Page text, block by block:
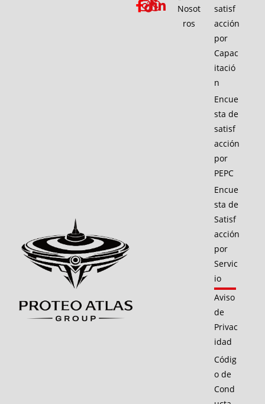
Nosot
ros
satisf
acción
por
Capac
itació
n
Encue
sta de
satisf
acción
por
PEPC
Encue
sta de
Satisf
acción
por
Servic
io
Aviso
de
Privac
idad
Códig
o de
Cond